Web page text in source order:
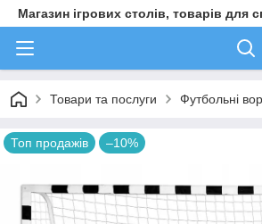
Магазин ігрових столів, товарів для
Товари та послуги Футбольні
Топ продажів –10%